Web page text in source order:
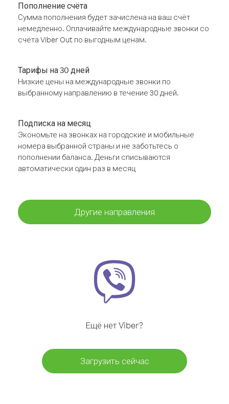
Пополнение счёта
Сумма пополнения будет зачислена на ваш счёт
немедленно. Оплачивайте международные звонки со
счёта Viber Out по выгодным ценам.
Тарифы на 30 дней
Низкие цены на международные звонки по
выбранному направлению в течение 30 дней.
Подписка на месяц
Экономьте на звонках на городские и мобильные
номера выбранной страны и не заботьтесь о
пополнении баланса. Деньги списываются
автоматически один раз в месяц
Другие направления
Ещё нет Viber?
Загрузить сейчас